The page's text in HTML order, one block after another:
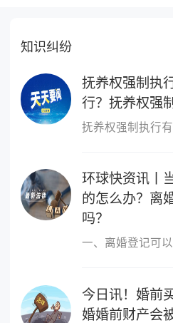
知识纠纷
抚养权强制执
行？抚养权强
环球快资讯丨
的怎么办？离
吗？
今日讯！婚前
婚婚前财产会